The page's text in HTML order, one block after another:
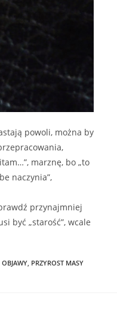
powoli, można by
marznę, bo „to
naczynia”,
przynajmniej
być „starość”, wcale
OBJAWY PRZYROST MASY